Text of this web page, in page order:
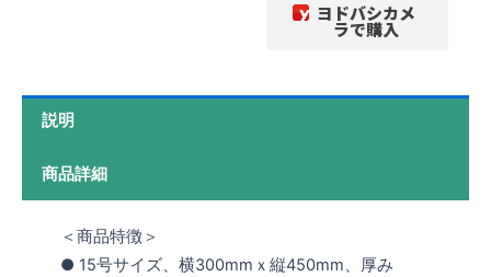
ヨドバシカメ
ラで購入
説明
商品詳細
＜商品特徴＞
● 15号サイズ、横300mmｘ縦450mm、厚み